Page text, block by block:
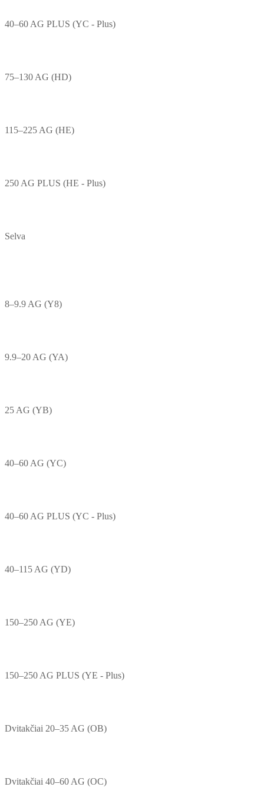
40–60 AG PLUS (YC - Plus)
75–130 AG (HD)
115–225 AG (HE)
250 AG PLUS (HE - Plus)
Selva
8–9.9 AG (Y8)
9.9–20 AG (YA)
25 AG (YB)
40–60 AG (YC)
40–60 AG PLUS (YC - Plus)
40–115 AG (YD)
150–250 AG (YE)
150–250 AG PLUS (YE - Plus)
Dvitakčiai 20–35 AG (OB)
Dvitakčiai 40–60 AG (OC)